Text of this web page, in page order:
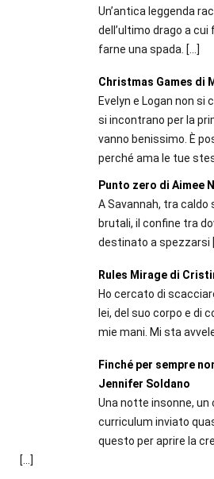
Un’antica leggenda
dell’ultimo drago a
farne una spada. […]
Christmas Games di
Evelyn e Logan non si
si incontrano per la
vanno benissimo. È
perché ama le tue
Punto zero di Aimee
A Savannah, tra
brutali, il confine tra
destinato a spezzarsi
Rules Mirage di
Ho cercato di
lei, del suo corpo e di
mie mani. Mi sta
Finché per sempre
Jennifer Soldano
Una notte insonne,
curriculum inviato
questo per aprire la
[…]